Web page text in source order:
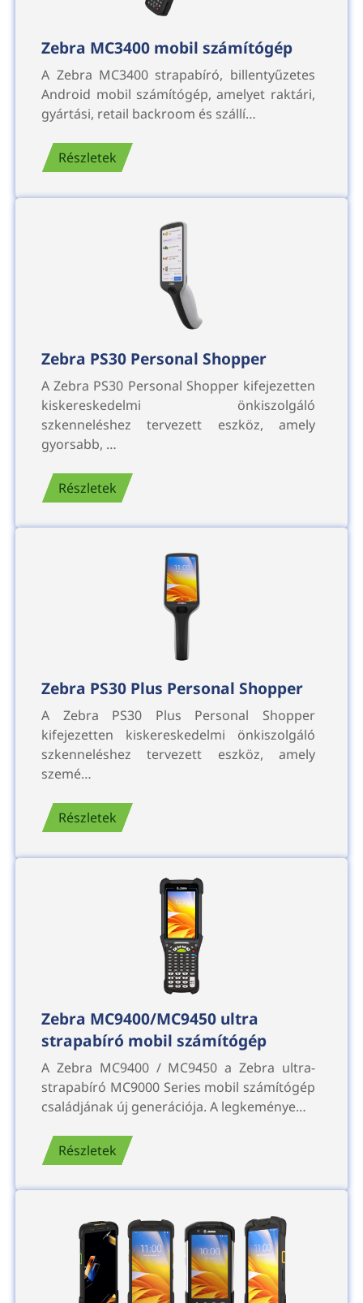
Zebra MC3400 mobil számítógép
A Zebra MC3400 strapabíró, billentyűzetes
Android mobil számítógép, amelyet raktári,
gyártási, retail backroom és szállí…
Részletek
Zebra PS30 Personal Shopper
A Zebra PS30 Personal Shopper kifejezetten
kiskereskedelmi önkiszolgáló
szkenneléshez tervezett eszköz, amely
gyorsabb, …
Részletek
Zebra PS30 Plus Personal Shopper
A Zebra PS30 Plus Personal Shopper
kifejezetten kiskereskedelmi önkiszolgáló
szkenneléshez tervezett eszköz, amely
szemé…
Részletek
Zebra MC9400/MC9450 ultra
strapabíró mobil számítógép
A Zebra MC9400 / MC9450 a Zebra ultra-
strapabíró MC9000 Series mobil számítógép
családjának új generációja. A legkeménye…
Részletek